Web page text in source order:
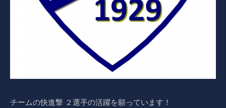
チームの快進撃 ２選手の活躍を願っています！